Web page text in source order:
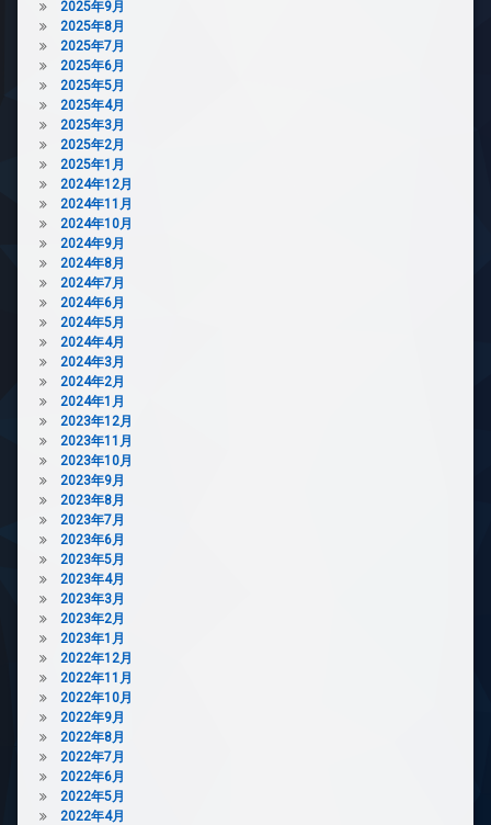
メ
ラ
駐
車
場
駐
輪
場
各
階
ゴ
ミ
置
き
場
大
型
駐
車
場
宅
配
ボ
ッ
ク
ス
防
犯
カ
メ
ラ
駐
車
場
駐
輪
場
造
内
廊
下
各
階
ゴ
ミ
置
き
場
大
型
駐
車
場
宅
配
ボ
ッ
ク
ス
防
犯
カ
メ
ラ
駐
車
場
制
震
構
造
宅
配
ボ
ッ
ク
ス
敷
地
内
ゴ
ミ
置
き
場
駐
輪
場
2025年9月
2025年8月
2025年7月
2025年6月
2025年5月
2025年4月
2025年3月
2025年2月
2025年1月
2024年12月
2024年11月
2024年10月
2024年9月
2024年8月
2024年7月
2024年6月
2024年5月
2024年4月
2024年3月
2024年2月
2024年1月
2023年12月
2023年11月
2023年10月
2023年9月
2023年8月
2023年7月
2023年6月
2023年5月
2023年4月
2023年3月
2023年2月
2023年1月
2022年12月
2022年11月
2022年10月
2022年9月
2022年8月
2022年7月
2022年6月
2022年5月
2022年4月